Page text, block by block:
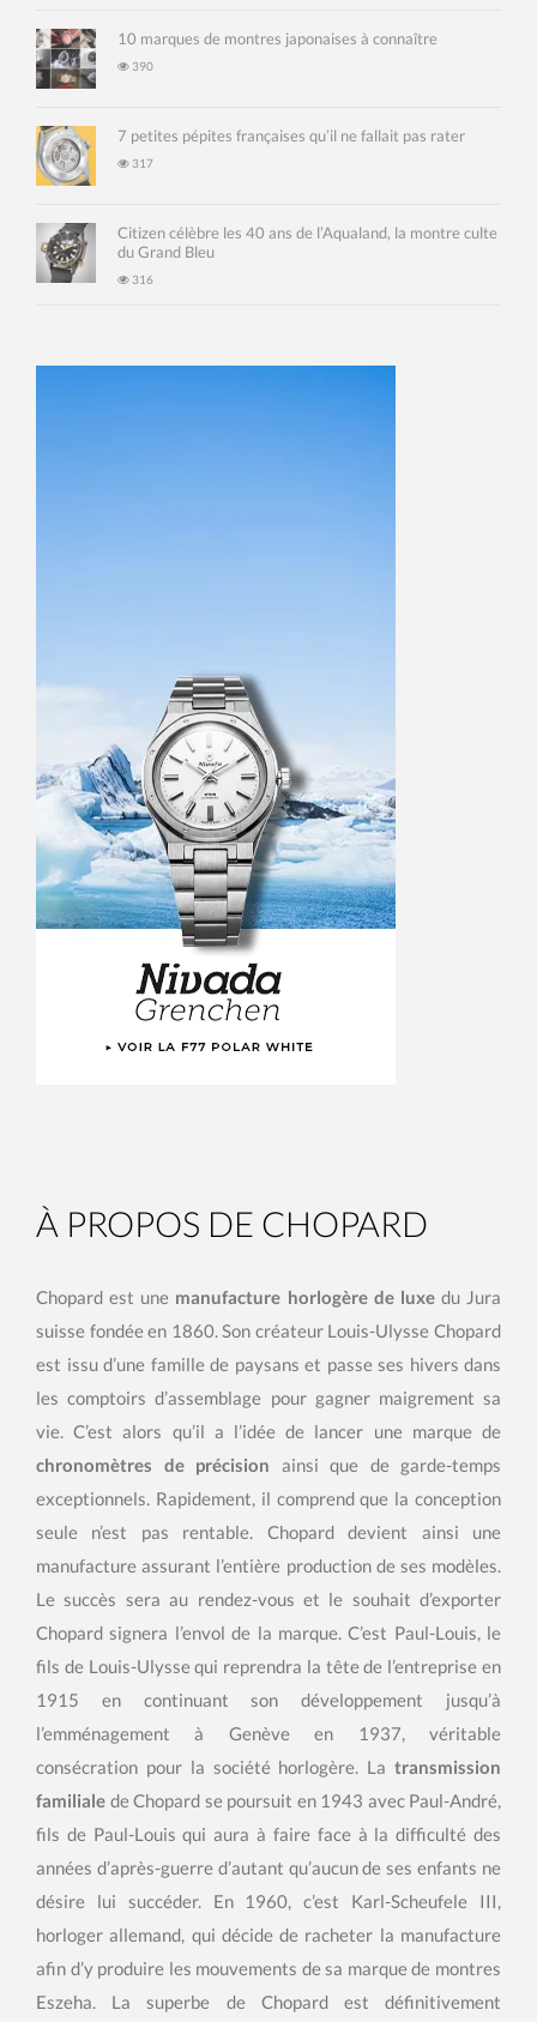
10 marques de montres japonaises à connaître
390
7 petites pépites françaises qu’il ne fallait pas rater
317
Citizen célèbre les 40 ans de l’Aqualand, la montre culte
du Grand Bleu
316
À PROPOS DE CHOPARD
Chopard est une manufacture horlogère de luxedu Jura
suisse fondée en 1860. Son créateur Louis-Ulysse Chopard
est issu d’une famille de paysans et passe ses hivers dans
les comptoirs d’assemblage pour gagner maigrement sa
vie. C’est alors qu’il a l’idée de lancer une marque de
chronomètres de précision ainsi que de garde-temps
exceptionnels. Rapidement, il comprend que la conception
seule n’est pas rentable. Chopard devient ainsi une
manufacture assurant l’entière production de ses modèles.
Le succès sera au rendez-vous et le souhait d’exporter
Chopard signera l’envol de la marque. C’est Paul-Louis, le
fils de Louis-Ulysse qui reprendra la tête de l’entreprise en
1915 en continuant son développement jusqu’à
l’emménagement à Genève en 1937, véritable
consécration pour la société horlogère. La transmission
familiale de Chopard se poursuit en 1943 avec Paul-André,
fils de Paul-Louis qui aura à faire face à la difficulté des
années d’après-guerre d’autant qu’aucun de ses enfants ne
désire lui succéder. En 1960, c’est Karl-Scheufele III,
horloger allemand, qui décide de racheter la manufacture
afin d’y produire les mouvements de sa marque de montres
Eszeha. La superbe de Chopard est définitivement